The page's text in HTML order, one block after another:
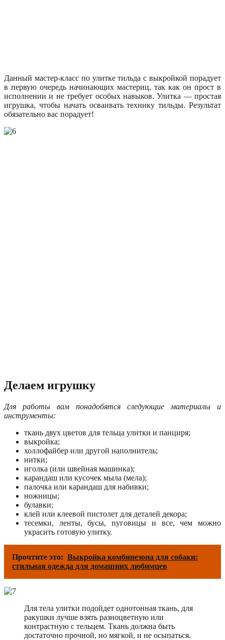
Данный мастер-класс по улитке тильда с выкройкой порадует
в первую очередь начинающих мастериц, так как он прост в
исполнении и не требует особых навыков. Улитка — простая
игрушка, чтобы начать осваивать технику тильды. Результат
обязательно вас порадует!
Делаем игрушку
Для работы вам понадобятся следующие материалы и
инструменты:
ткань двух цветов для тельца улитки и панциря;
выкройка;
холлофайбер или другой наполнитель;
нитки;
иголка (или швейная машинка);
карандаш или кусочек мыла (мела);
палочка или карандаш для набивки;
ножницы;
булавки;
клей или клеевой пистолет для деталей декора;
тесемки, ленты, бусы, пуговицы и все, чем можно
украсить готовую улитку.
Прочтите это: Выкройка комбинезона для собаки:
стильная одежда для домашних любимцев
Для тела улитки подойдет однотонная ткань, для
ракушки лучше взять разноцветную или
контрастную с тельцем. Ткань должна быть
достаточно прочной, но мягкой, и не осыпаться.